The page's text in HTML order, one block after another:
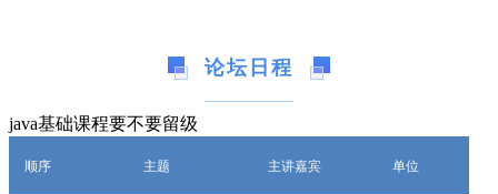
论坛日程
java基础课程要不要留级
顺序 主题 主讲嘉宾 单位